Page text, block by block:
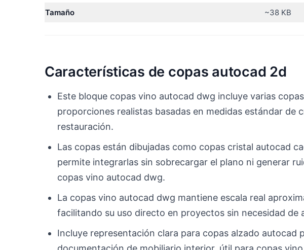
Tamaño ~38 KB
Características de copas autocad 2d
Este bloque copas vino autocad dwg incluye varias
proporciones realistas basadas en medidas estándar de
restauración.
Las copas están dibujadas como copas cristal autocad
permite integrarlas sin sobrecargar el plano ni generar
copas vino autocad dwg.
La copas vino autocad dwg mantiene escala real
facilitando su uso directo en proyectos sin necesidad de
Incluye representación clara para copas alzado autocad